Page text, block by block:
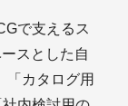
で支えるス
スとした自
「カタログ用